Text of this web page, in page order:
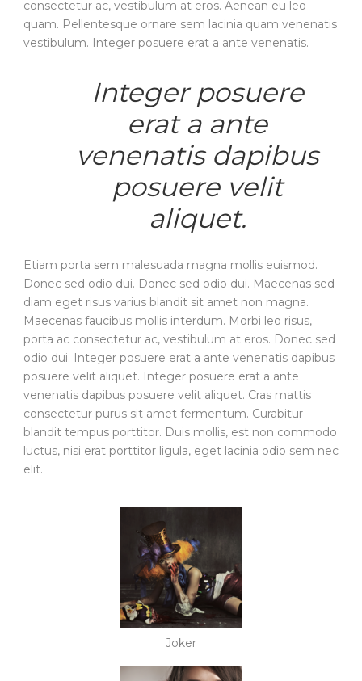
consectetur ac, vestibulum at eros. Aenean eu leo
quam. Pellentesque ornare sem lacinia quam venenatis
vestibulum. Integer posuere erat a ante venenatis.
Integer posuere
erat a ante
venenatis dapibus
posuere velit
aliquet.
Etiam porta sem malesuada magna mollis euismod.
Donec sed odio dui. Donec sed odio dui. Maecenas sed
diam eget risus varius blandit sit amet non magna.
Maecenas faucibus mollis interdum. Morbi leo risus,
porta ac consectetur ac, vestibulum at eros. Donec sed
odio dui. Integer posuere erat a ante venenatis dapibus
posuere velit aliquet. Integer posuere erat a ante
venenatis dapibus posuere velit aliquet. Cras mattis
consectetur purus sit amet fermentum. Curabitur
blandit tempus porttitor. Duis mollis, est non commodo
luctus, nisi erat porttitor ligula, eget lacinia odio sem nec
elit.
Joker